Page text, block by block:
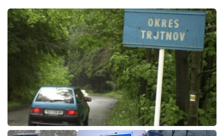
Témata
Témata
Pořady
TV Program
Časopis